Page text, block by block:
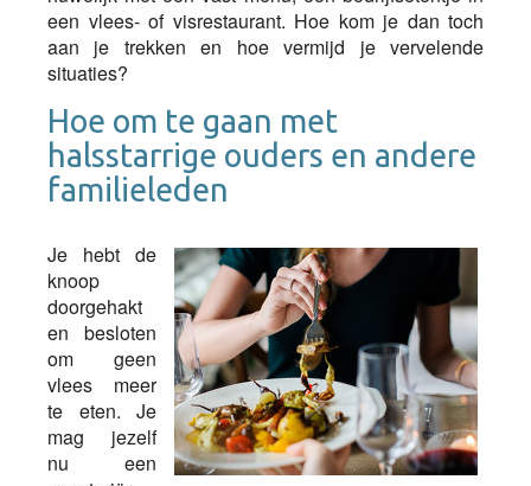
een vlees- of visrestaurant. Hoe kom je dan toch
aan je trekken en hoe vermijd je vervelende
situaties?
Hoe om te gaan met
halsstarrige ouders en andere
familieleden
Je hebt de
knoop
doorgehakt
en besloten
om geen
vlees meer
te eten. Je
mag jezelf
nu een